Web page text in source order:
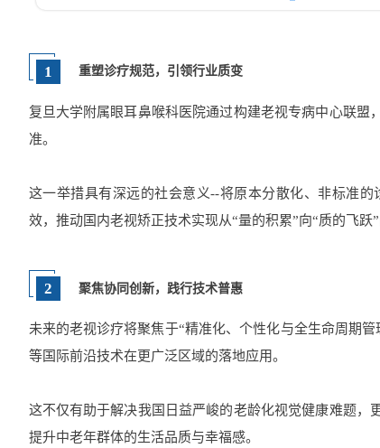
1 重塑诊疗规范，引领行业质变
复旦大学附属眼耳鼻喉科医院通过构建老视专病中心联
准。
这一举措具有深远的社会意义--将原本分散化、非标准
效，推动国内老视矫正技术实现从“量的积累”向“质的飞
2 聚焦协同创新，践行技术普惠
未来的老视诊疗将聚焦于“精准化、个性化与全生命周期
等国际前沿技术在更广泛区域的落地应用。
这不仅有助于解决我国日益严峻的老龄化视觉健康难题
提升中老年群体的生活品质与幸福感。